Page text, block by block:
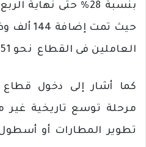
بنسبة
حتى نهاية الربع
حيث تمت إضافة ألف
العاملين فى القطاع نحو
كما أشار إلى دخول قطاع
مرحلة
توسع تاريخية غير
تطوير المطارات أو